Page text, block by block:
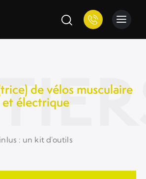
de vélos musculaire
et électrique
inlus : un kit d'outils